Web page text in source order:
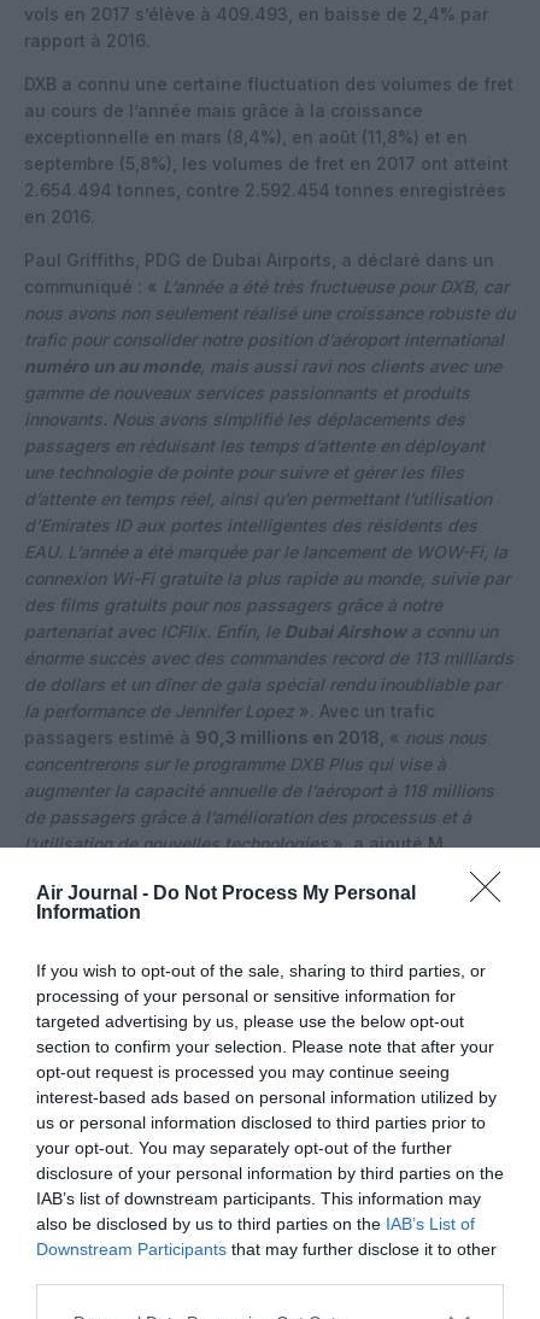
Air Journal - Do Not Process My Personal
Information
If you wish to opt-out of the sale, sharing to third parties, or
processing of your personal or sensitive information for
targeted advertising by us, please use the below opt-out
section to confirm your selection. Please note that after your
opt-out request is processed you may continue seeing
interest-based ads based on personal information utilized by
us or personal information disclosed to third parties prior to
your opt-out. You may separately opt-out of the further
disclosure of your personal information by third parties on the
IAB’s list of downstream participants. This information may
also be disclosed by us to third parties on the IAB’s List of
Downstream Participants that may further disclose it to other
vols en 2017 s’élève à 409.493, en baisse de 2,4% par
rapport à 2016.
DXB a connu une certaine fluctuation des volumes de fret
au cours de l’année mais grâce à la croissance
exceptionnelle en mars (8,4%), en août (11,8%) et en
septembre (5,8%), les volumes de fret en 2017 ont atteint
2.654.494 tonnes, contre 2.592.454 tonnes enregistrées
en 2016.
Paul Griffiths, PDG de Dubai Airports, a déclaré dans un
communiqué : « L’année a été très fructueuse pour DXB, car
nous avons non seulement réalisé une croissance robuste du
trafic pour consolider notre position d’aéroport international
numéro un au monde, mais aussi ravi nos clients avec une
gamme de nouveaux services passionnants et produits
innovants. Nous avons simplifié les déplacements des
passagers en réduisant les temps d’attente en déployant
une technologie de pointe pour suivre et gérer les files
d’attente en temps réel, ainsi qu’en permettant l’utilisation
d’Emirates ID aux portes intelligentes des résidents des
EAU. L’année a été marquée par le lancement de WOW-Fi, la
connexion Wi-Fi gratuite la plus rapide au monde, suivie par
des films gratuits pour nos passagers grâce à notre
partenariat avec ICFlix. Enfin, le Dubai Airshowa connu un
énorme succès avec des commandes record de 113 milliards
de dollars et un dîner de gala spécial rendu inoubliable par
la performance de Jennifer Lopez ». Avec un trafic
passagers estimé à 90,3 millions en 2018 , « nous nous
concentrerons sur le programme DXB Plus qui vise à
augmenter la capacité annuelle de l’aéroport à 118 millions
de passagers grâce à l’amélioration des processus et à
l’utilisation de nouvelles technologies», a ajouté M.
Vous avez apprécié l’article ?
Soutenez-nous, faites un don !
NOUS SOUTENIR
PARTAGER L'ARTICLE